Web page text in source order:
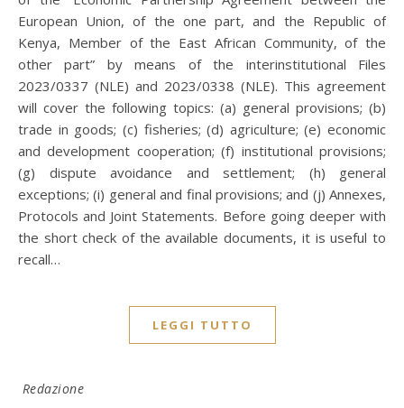
European Union, of the one part, and the Republic of
Kenya, Member of the East African Community, of the
other part” by means of the interinstitutional Files
2023/0337 (NLE) and 2023/0338 (NLE). This agreement
will cover the following topics: (a) general provisions; (b)
trade in goods; (c) fisheries; (d) agriculture; (e) economic
and development cooperation; (f) institutional provisions;
(g) dispute avoidance and settlement; (h) general
exceptions; (i) general and final provisions; and (j) Annexes,
Protocols and Joint Statements. Before going deeper with
the short check of the available documents, it is useful to
recall…
LEGGI TUTTO
Redazione